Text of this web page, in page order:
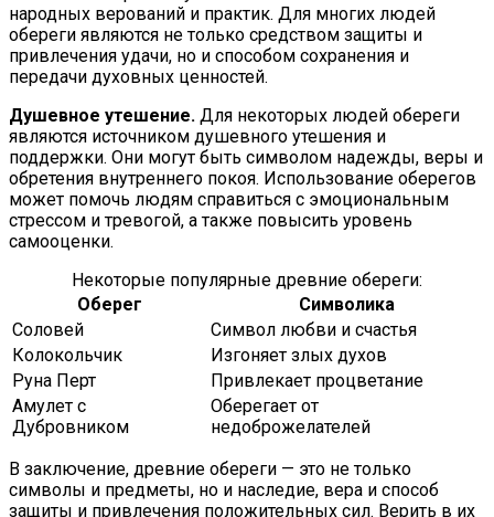
народных верований и практик. Для многих людей
обереги являются не только средством защиты и
привлечения удачи, но и способом сохранения и
передачи духовных ценностей.
Душевное утешение. Для некоторых людей обереги
являются источником душевного утешения и
поддержки. Они могут быть символом надежды, веры и
обретения внутреннего покоя. Использование оберегов
может помочь людям справиться с эмоциональным
стрессом и тревогой, а также повысить уровень
самооценки.
Некоторые популярные древние обереги:
Оберег
Символика
Соловей
Символ любви и счастья
Колокольчик
Изгоняет злых духов
Руна Перт
Привлекает процветание
Амулет с
Дубровником
Оберегает от
недоброжелателей
В заключение, древние обереги — это не только
символы и предметы, но и наследие, вера и способ
защиты и привлечения положительных сил. Верить в их